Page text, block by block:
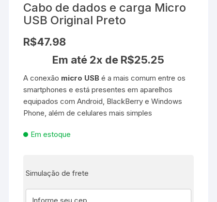
Cabo de dados e carga Micro
USB Original Preto
R$47.98
Em até 2x de R$25.25
A conexão micro USB é a mais comum entre os
smartphones e está presentes em aparelhos
equipados com Android, BlackBerry e Windows
Phone, além de celulares mais simples
Em estoque
Simulação de frete